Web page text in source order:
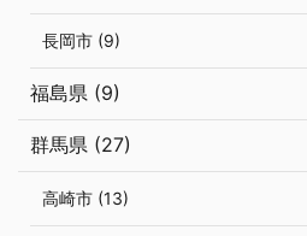
長岡市 (9)
福島県 (9)
群馬県 (27)
高崎市 (13)